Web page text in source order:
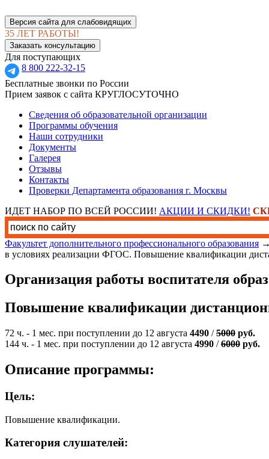
Версия сайта для слабовидящих
35 ЛЕТ РАБОТЫ!
Заказать консультацию
Для поступающих
8 800 222-32-15
Бесплатные звонки по России
Прием заявок с сайта КРУГЛОСУТОЧНО
Сведения об образовательной организации
Программы обучения
Наши сотрудники
Документы
Галерея
Отзывы
Контакты
Проверки Департамента образования г. Москвы
ИДЕТ НАБОР ПО ВСЕЙ РОССИИ! АКЦИИ И СКИДКИ!
Факультет дополнительного профессионального образования →
в условиях реализации ФГОС. Повышение квалификации
Организация работы воспитателя
Повышение квалификации
72 ч. - 1 мес. при поступлении до 12 августа 4490 /5000 руб.
144 ч. - 1 мес. при поступлении до 12 августа 4990 /6000 руб.
Описание программы:
Цель:
Повышение квалификации.
Категория слушателей: